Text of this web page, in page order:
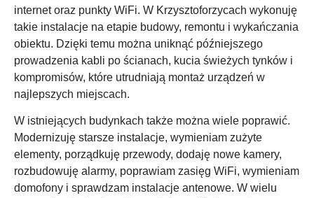
internet oraz punkty WiFi. W Krzysztoforzycach wykonuję
takie instalacje na etapie budowy, remontu i wykańczania
obiektu. Dzięki temu można uniknąć późniejszego
prowadzenia kabli po ścianach, kucia świeżych tynków i
kompromisów, które utrudniają montaż urządzeń w
najlepszych miejscach.
W istniejących budynkach także można wiele poprawić.
Modernizuję starsze instalacje, wymieniam zużyte
elementy, porządkuję przewody, dodaję nowe kamery,
rozbudowuję alarmy, poprawiam zasięg WiFi, wymieniam
domofony i sprawdzam instalacje antenowe. W wielu